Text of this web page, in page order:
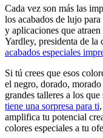
Cada vez son más las
los acabados de lujo
y aplicaciones que
Yardley, presidenta de la
acabados especiales
Si tú crees que esos
el negro, dorado,
grandes talleres a los
tiene una sorpresa para ti
amplifica tu potencial
colores especiales a tu